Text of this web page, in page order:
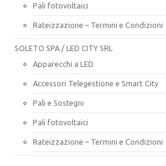
Pali fotovoltaici
Rateizzazione – Termini e Condizioni
SOLETO SPA / LED CITY SRL
Apparecchi a LED
Accessori Telegestione e Smart City
Pali e Sostegni
Pali fotovoltaici
Rateizzazione – Termini e Condizioni